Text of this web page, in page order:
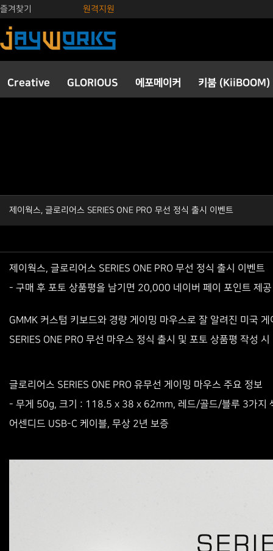
즐겨찾기 원격지원
Creative GLORIOUS 에포메이커 키붐 (KiiBOOM)
제이웍스, 글로리어스 SERIES ONE PRO 무선 정식 출시 이벤트
제이웍스, 글로리어스 SERIES ONE PRO 무선 정식 출시 이벤트
- 구매 후 포토 상품평을 남기면 20,000 네이버 페이 포인트 제공
GMMK 커스텀 키보드와 경량 게이밍 마우스로 잘 알려진 미국
SERIES ONE PRO 무선 마우스 정식 출시 및 포토 상품평 작성
글로리어스 SERIES ONE PRO 유무선 게이밍 마우스 주요 정보
- 무게 50g, 크기 : 118.5 x 38 x 62mm, 레드/골드/블루 3가지
어센디드 USB-C 케이블, 무상 2년 보증